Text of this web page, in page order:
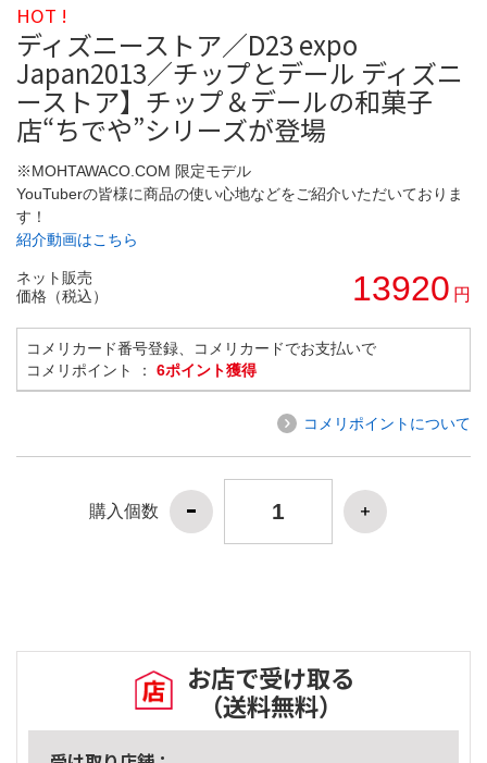
HOT !
ディズニーストア／D23 expo
Japan2013／チップとデール ディズニ
ーストア】チップ＆デールの和菓子
店“ちでや”シリーズが登場
※MOHTAWACO.COM 限定モデル
YouTuberの皆様に商品の使い心地などをご紹介いただいておりま
す！
紹介動画はこちら
ネット販売
価格（税込）
13920 円
コメリカード番号登録、コメリカードでお支払いで
コメリポイント ： 6ポイント獲得
コメリポイントについて
購入個数
お店で受け取る
（送料無料）